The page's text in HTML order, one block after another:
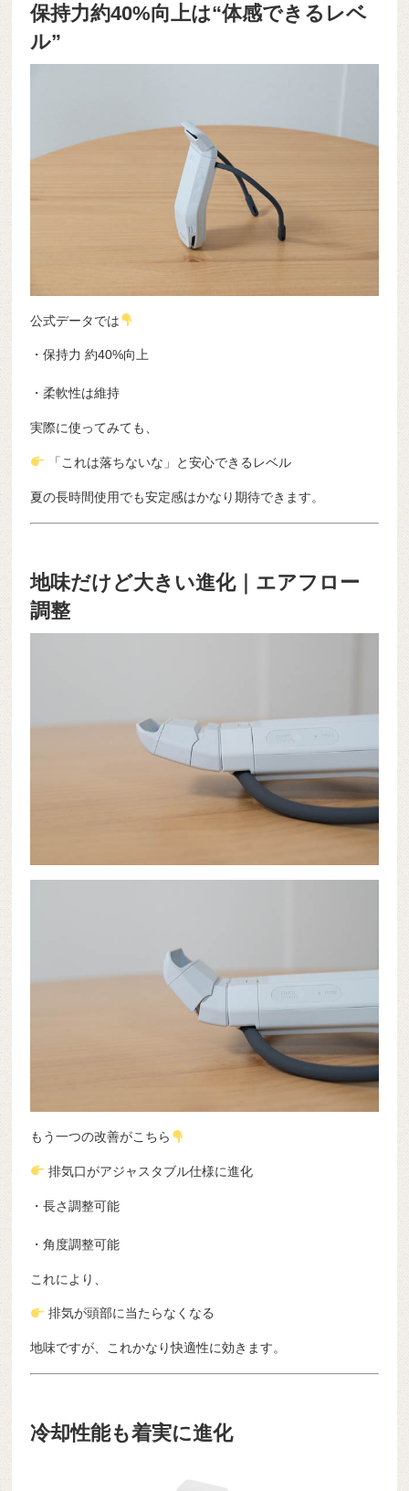
保持力約40%向上は“体感できるレベ
ル”
公式データでは
・保持力 約40%向上
・柔軟性は維持
実際に使ってみても、
「これは落ちないな」と安心できるレベル
夏の長時間使用でも安定感はかなり期待できます。
地味だけど大きい進化｜エアフロー
調整
もう一つの改善がこちら
排気口がアジャスタブル仕様に進化
・長さ調整可能
・角度調整可能
これにより、
排気が頭部に当たらなくなる
地味ですが、これかなり快適性に効きます。
冷却性能も着実に進化